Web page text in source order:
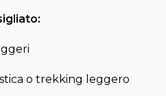
o trekking leggero